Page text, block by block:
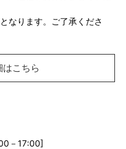
なります。ご了承くださ
こちら
－17:00]